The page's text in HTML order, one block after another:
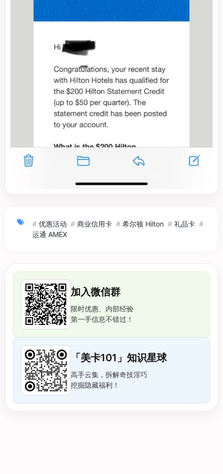
# 优惠活动 # 商业信用卡 # 希尔顿 Hilton # 礼品卡 #
运通 AMEX
加入微信群
限时优惠、内部经验
第一手信息不错过！
「美卡101」知识星球
高手云集，拆解奇技淫巧
挖掘隐藏福利！